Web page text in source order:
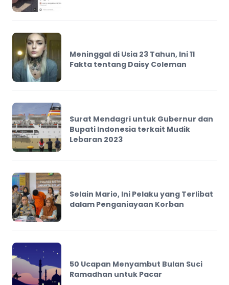
Meninggal di Usia 23 Tahun, Ini 11
Fakta tentang Daisy Coleman
Surat Mendagri untuk Gubernur dan
Bupati Indonesia terkait Mudik
Lebaran 2023
Selain Mario, Ini Pelaku yang Terlibat
dalam Penganiayaan Korban
50 Ucapan Menyambut Bulan Suci
Ramadhan untuk Pacar